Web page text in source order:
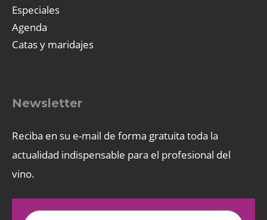
Especiales
Agenda
Catas y maridajes
Newsletter
Reciba en su e-mail de forma gratuita toda la
actualidad indispensable para el profesional del
vino.